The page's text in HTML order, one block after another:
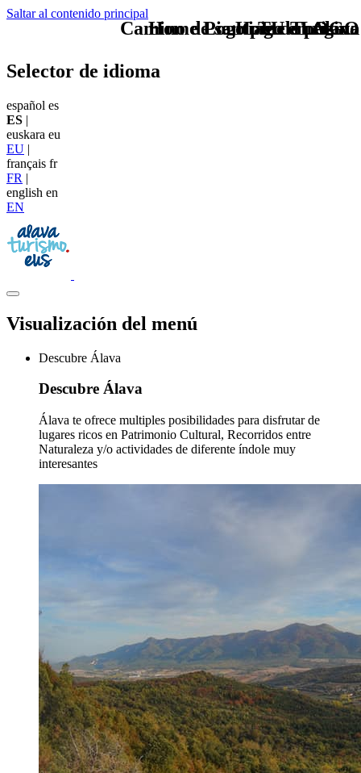
Saltar al contenido principal
TU - LOGO
Selector de idioma
español es
ES |
euskara eu
EU |
français fr
FR |
english en
EN
Visualización del menú
Descubre Álava
Descubre Álava
Álava te ofrece multiples posibilidades para disfrutar de
lugares ricos en Patrimonio Cultural, Recorridos entre
Naturaleza y/o actividades de diferente índole muy
interesantes
Camino de santiago en Alava
Home Logo pie de página
Pie Home Turismo